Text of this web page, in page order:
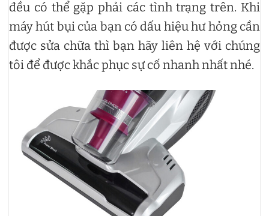
đều có thể gặp phải các tình trạng trên. Khi
máy hút bụi của bạn có dấu hiệu hư hỏng cần
được sửa chữa thì bạn hãy liên hệ với chúng
tôi để được khắc phục sự cố nhanh nhất nhé.